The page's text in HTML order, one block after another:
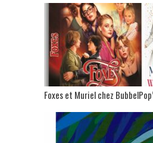
Foxes et Muriel chez BubbelPop’